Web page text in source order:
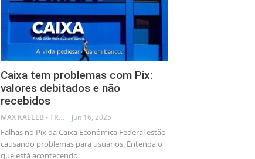
Caixa tem problemas com Pix:
valores debitados e não
recebidos
MAX KALLEB - TRADER jun 16, 2025
Falhas no Pix da Caixa Econômica Federal estão
causando problemas para usuários. Entenda o
que está acontecendo.